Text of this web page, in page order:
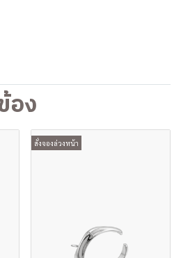
อง
สั่งจองล่วงหน้า